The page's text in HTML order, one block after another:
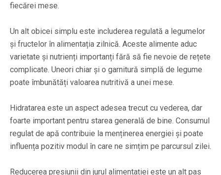
fiecărei mese.
Un alt obicei simplu este includerea regulată a legumelor
și fructelor în alimentația zilnică. Aceste alimente aduc
varietate și nutrienți importanți fără să fie nevoie de rețete
complicate. Uneori chiar și o garnitură simplă de legume
poate îmbunătăți valoarea nutritivă a unei mese.
Hidratarea este un aspect adesea trecut cu vederea, dar
foarte important pentru starea generală de bine. Consumul
regulat de apă contribuie la menținerea energiei și poate
influența pozitiv modul în care ne simțim pe parcursul zilei.
Reducerea presiunii din jurul alimentației este un alt pas